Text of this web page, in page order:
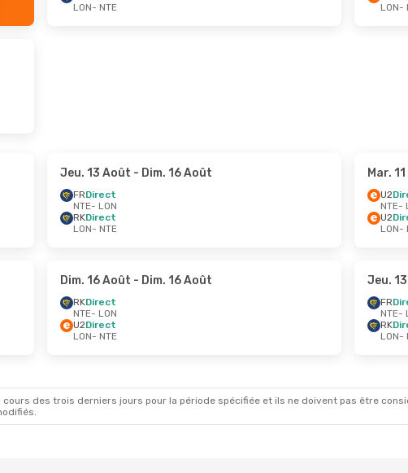
LON- NTE
LON-
Jeu. 13 Août - Dim. 16 Août
FRDirect
NTE- LON
RKDirect
LON- NTE
Mar.
U2
NTE-
U2
LON-
Dim. 16 Août - Dim. 16 Août
RKDirect
NTE- LON
U2Direct
LON- NTE
Jeu.
FR
NTE-
RK
LON-
des trois derniers jours pour la période spécifiée et ils ne doivent pas être